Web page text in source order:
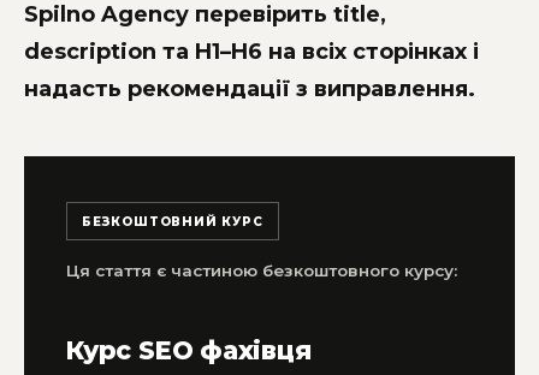
Spilno Agency перевірить title,
description та H1–H6 на всіх сторінках і
надасть рекомендації з виправлення.
БЕЗКОШТОВНИЙ КУРС
Ця стаття є частиною безкоштовного курсу:
Курс SEO фахівця